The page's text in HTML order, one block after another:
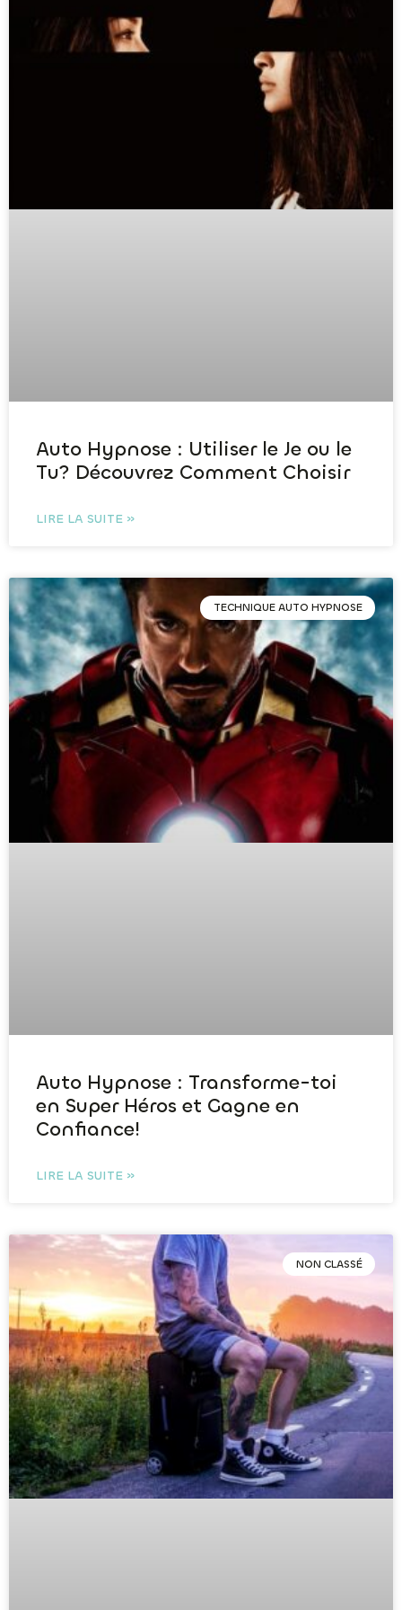
Auto Hypnose : Utiliser le Je ou le
Tu? Découvrez Comment Choisir
LIRE LA SUITE »
TECHNIQUE AUTO HYPNOSE
Auto Hypnose : Transforme-toi
en Super Héros et Gagne en
Confiance!
LIRE LA SUITE »
NON CLASSÉ